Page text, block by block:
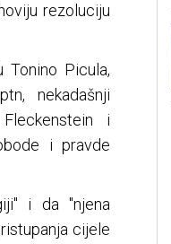
rezoluciju
Picula,
nekadašnji
i
i pravde
i da "njena
cijele